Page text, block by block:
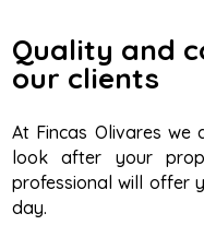
Quality and
our clients
At Fincas Olivares
look after your
professional will offer
day.